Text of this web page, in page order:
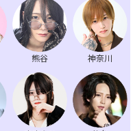
熊谷 神奈川